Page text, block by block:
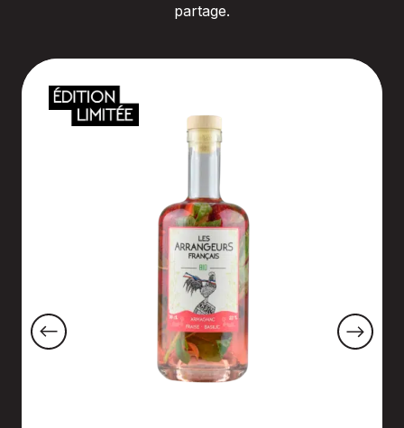
partage.